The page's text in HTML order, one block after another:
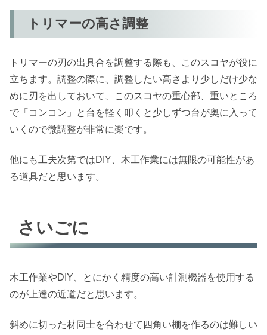
トリマーの高さ調整
トリマーの刃の出具合を調整する際も、このスコヤが役に
立ちます。調整の際に、調整したい高さより少しだけ少な
めに刃を出しておいて、このスコヤの重心部、重いところ
で「コンコン」と台を軽く叩くと少しずつ台が奥に入って
いくので微調整が非常に楽です。
他にも工夫次第ではDIY、木工作業には無限の可能性があ
る道具だと思います。
さいごに
木工作業やDIY、とにかく精度の高い計測機器を使用する
のが上達の近道だと思います。
斜めに切った材同士を合わせて四角い棚を作るのは難しい